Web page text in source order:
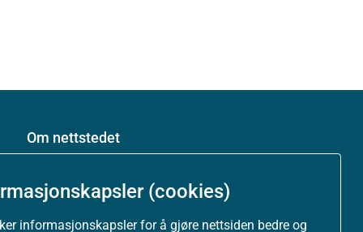
(cookies)
informasjonskapsler for å gjøre nettsiden bedre og
Om nettstedet
Tilgjengelighetserklæring (uustatus.no)